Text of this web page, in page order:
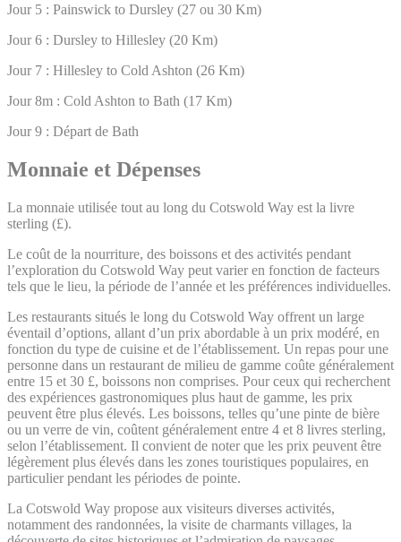
Jour 5 : Painswick to Dursley (27 ou 30 Km)
Jour 6 : Dursley to Hillesley (20 Km)
Jour 7 : Hillesley to Cold Ashton (26 Km)
Jour 8m : Cold Ashton to Bath (17 Km)
Jour 9 : Départ de Bath
Monnaie et Dépenses
La monnaie utilisée tout au long du Cotswold Way est la livre
sterling (£).
Le coût de la nourriture, des boissons et des activités pendant
l’exploration du Cotswold Way peut varier en fonction de facteurs
tels que le lieu, la période de l’année et les préférences individuelles.
Les restaurants situés le long du Cotswold Way offrent un large
éventail d’options, allant d’un prix abordable à un prix modéré, en
fonction du type de cuisine et de l’établissement. Un repas pour une
personne dans un restaurant de milieu de gamme coûte généralement
entre 15 et 30 £, boissons non comprises. Pour ceux qui recherchent
des expériences gastronomiques plus haut de gamme, les prix
peuvent être plus élevés. Les boissons, telles qu’une pinte de bière
ou un verre de vin, coûtent généralement entre 4 et 8 livres sterling,
selon l’établissement. Il convient de noter que les prix peuvent être
légèrement plus élevés dans les zones touristiques populaires, en
particulier pendant les périodes de pointe.
La Cotswold Way propose aux visiteurs diverses activités,
notamment des randonnées, la visite de charmants villages, la